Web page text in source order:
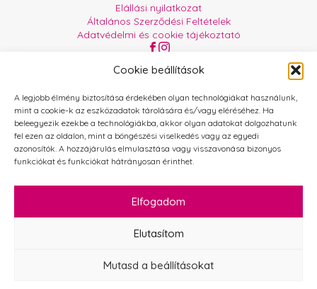
Cookie beállítások
A legjobb élmény biztosítása érdekében olyan technológiákat használunk,
mint a cookie-k az eszközadatok tárolására és/vagy eléréséhez. Ha
beleegyezik ezekbe a technológiákba, akkor olyan adatokat dolgozhatunk
fel ezen az oldalon, mint a böngészési viselkedés vagy az egyedi
azonosítók. A hozzájárulás elmulasztása vagy visszavonása bizonyos
funkciókat és funkciókat hátrányosan érinthet.
Elfogadom
Elutasítom
Mutasd a beállításokat
Elállási nyilatkozat
Általános Szerződési Feltételek
Adatvédelmi és cookie tájékoztató